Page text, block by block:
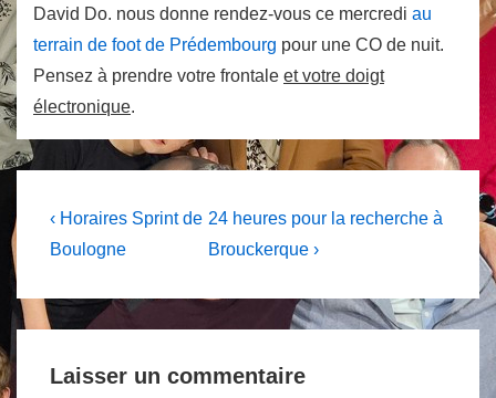
David Do. nous donne rendez-vous ce mercredi au
terrain de foot de Prédembourg pour une CO de nuit.
Pensez à prendre votre frontale et votre doigt
électronique.
Navigation
de
l’article
Previous
Post
‹ Horaires Sprint de
Boulogne
Next
Post
24 heures pour la recherche à
Brouckerque ›
Laisser un commentaire